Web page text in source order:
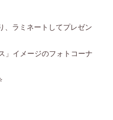
、ラミネートしてプレゼン
」イメージのフォトコーナ